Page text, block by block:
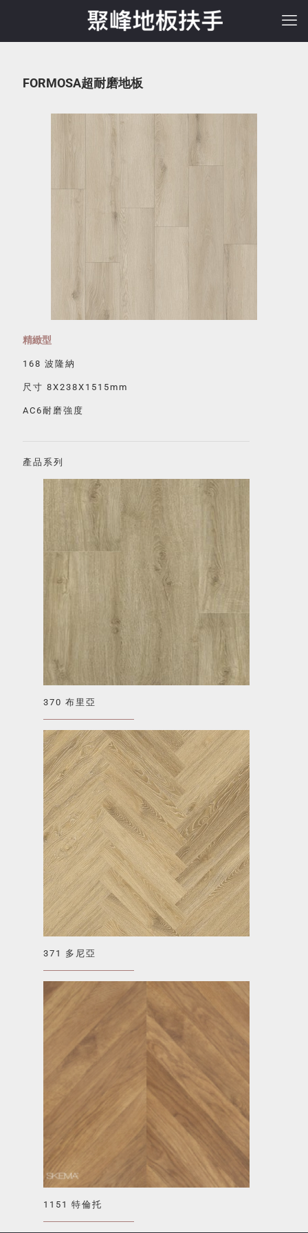
FORMOSA超耐磨地板
精緻型
168 波隆納
尺寸 8X238X1515mm
AC6耐磨強度
產品系列
370 布里亞
371 多尼亞
1151 特倫托